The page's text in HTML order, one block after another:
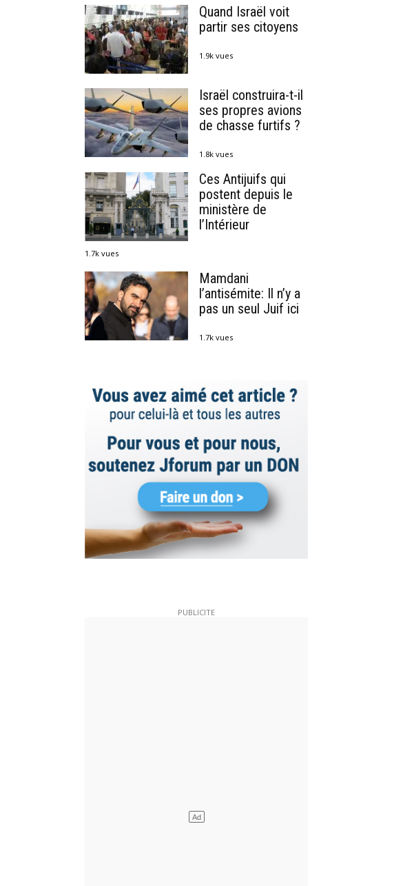
Quand Israël voit
partir ses citoyens
1.9k vues
Israël construira-t-il
ses propres avions
de chasse furtifs ?
1.8k vues
Ces Antijuifs qui
postent depuis le
ministère de
l’Intérieur
1.7k vues
Mamdani
l’antisémite: Il n’y a
pas un seul Juif ici
1.7k vues